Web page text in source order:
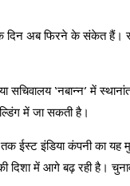
के दिन अब फिरने के संकेत हैं।
‘नबान्न’ में
में जा सकती है।
तक ईस्ट इंडिया कंपनी का यह
दिशा में आगे बढ़ रही है।